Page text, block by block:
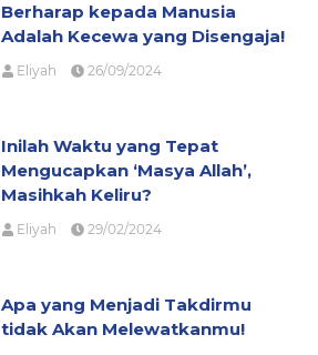
Berharap kepada Manusia
Adalah Kecewa yang Disengaja!
Eliyah 26/09/2024
Inilah Waktu yang Tepat
Mengucapkan ‘Masya Allah’,
Masihkah Keliru?
Eliyah 29/02/2024
Apa yang Menjadi Takdirmu
tidak Akan Melewatkanmu!